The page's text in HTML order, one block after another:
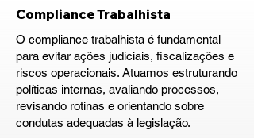
Compliance Trabalhista
O compliance trabalhista é fundamental
para evitar ações judiciais, fiscalizações e
riscos operacionais. Atuamos estruturando
políticas internas, avaliando processos,
revisando rotinas e orientando sobre
condutas adequadas à legislação.